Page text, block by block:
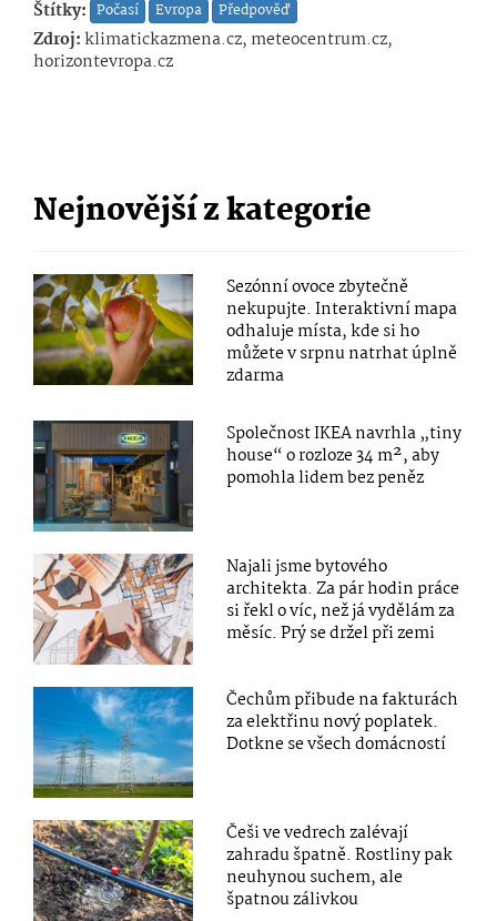
Štítky: Počasí Evropa Předpověď
Zdroj:klimatickazmena.cz, meteocentrum.cz,
horizontevropa.cz
Nejnovější z kategorie
Sezónní ovoce zbytečně
nekupujte. Interaktivní mapa
odhaluje místa, kde si ho
můžete v srpnu natrhat úplně
zdarma
Společnost IKEA navrhla „tiny
house“ o rozloze 34 m², aby
pomohla lidem bez peněz
Najali jsme bytového
architekta. Za pár hodin práce
si řekl o víc, než já vydělám za
měsíc. Prý se držel při zemi
Čechům přibude na fakturách
za elektřinu nový poplatek.
Dotkne se všech domácností
Češi ve vedrech zalévají
zahradu špatně. Rostliny pak
neuhynou suchem, ale
špatnou zálivkou